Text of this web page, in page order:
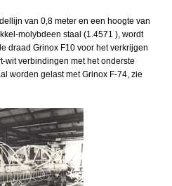
van 0,8 meter en een hoogte van
molybdeen staal (1.4571 ), wordt
draad Grinox F10 voor het verkrijgen
wit verbindingen met het onderste
worden gelast met Grinox F-74, zie